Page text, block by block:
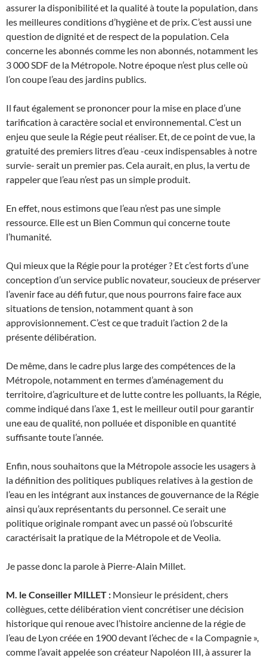
assurer la disponibilité et la qualité à toute la population, dans
les meilleures conditions d’hygiène et de prix. C’est aussi une
question de dignité et de respect de la population. Cela
concerne les abonnés comme les non abonnés, notamment les
3 000 SDF de la Métropole. Notre époque n’est plus celle où
l’on coupe l’eau des jardins publics.
Il faut également se prononcer pour la mise en place d’une
tarification à caractère social et environnemental. C’est un
enjeu que seule la Régie peut réaliser. Et, de ce point de vue, la
gratuité des premiers litres d’eau -ceux indispensables à notre
survie- serait un premier pas. Cela aurait, en plus, la vertu de
rappeler que l’eau n’est pas un simple produit.
En effet, nous estimons que l’eau n’est pas une simple
ressource. Elle est un Bien Commun qui concerne toute
l’humanité.
Qui mieux que la Régie pour la protéger ? Et c’est forts d’une
conception d’un service public novateur, soucieux de préserver
l’avenir face au défi futur, que nous pourrons faire face aux
situations de tension, notamment quant à son
approvisionnement. C’est ce que traduit l’action 2 de la
présente délibération.
De même, dans le cadre plus large des compétences de la
Métropole, notamment en termes d’aménagement du
territoire, d’agriculture et de lutte contre les polluants, la Régie,
comme indiqué dans l’axe 1, est le meilleur outil pour garantir
une eau de qualité, non polluée et disponible en quantité
suffisante toute l’année.
Enfin, nous souhaitons que la Métropole associe les usagers à
la définition des politiques publiques relatives à la gestion de
l’eau en les intégrant aux instances de gouvernance de la Régie
ainsi qu’aux représentants du personnel. Ce serait une
politique originale rompant avec un passé où l’obscurité
caractérisait la pratique de la Métropole et de Veolia.
Je passe donc la parole à Pierre-Alain Millet.
M. le Conseiller MILLET : Monsieur le président, chers
collègues, cette délibération vient concrétiser une décision
historique qui renoue avec l’histoire ancienne de la régie de
l’eau de Lyon créée en 1900 devant l’échec de « la Compagnie »,
comme l’avait appelée son créateur Napoléon III, à assurer la